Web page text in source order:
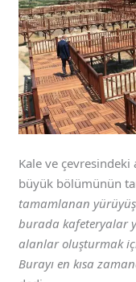
Kale ve
büyük bölümünün
tamamlanan yürüyüş
burada kafeteryalar
alanlar oluşturmak
Burayı en kısa